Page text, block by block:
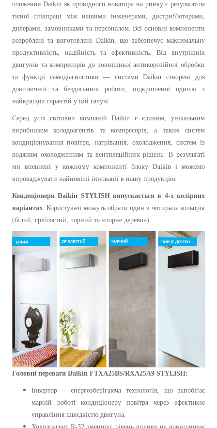
оложення Daikin як провідного новатора на ринку є результатом
тісної співпраці між нашими інженерами, дистриб'юторами,
дилерами, замовниками та персоналом. Всі основні компоненти
розроблені та виготовлені Daikin, що забезпечує максимальну
продуктивність, надійність та ефективність. Від внутрішніх
двигунів та компресорів до зовнішньої антикорозійної обробки
та функції самодіагностики — системи Daikin створені для
довговічної та бездоганної роботи, підкріпленої однією з
найкращих гарантій у цій галузі.
Серед усіх світових компаній Daikin є єдиним, унікальним
виробником холодоагентів та компресорів, а також систем
кондиціонування повітря, нагрівання, охолодження, систем із
водяним охолодженням та вентиляційних рішень. В результаті
ми впевнені у кожному компоненті блоку Daikin і можемо
впроваджувати найновіші інновації в нашу продукцію.
КондиціонериDaikin STYLISH випускається в 4-х колірних
варіантах.Користувачі можуть обрати один з чотирьох кольорів
(білий, сріблястий, чорний та «чорне дерево»).
Головні переваги Daikin FTXA25BS/RXA25A9 STYLISH:
Інвертор – енергозберігаюча технологія, що запобігає
марній роботі кондиціонеру повітря через ефективне
управління швидкістю двигуна.